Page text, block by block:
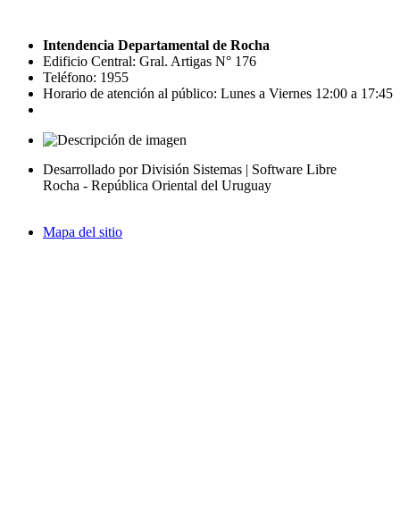
Intendencia Departamental de Rocha
Edificio Central: Gral. Artigas N° 176
Teléfono: 1955
Horario de atención al público: Lunes a Viernes 12:00 a 17:45
Desarrollado por División Sistemas | Software Libre
Rocha - República Oriental del Uruguay
Mapa del sitio